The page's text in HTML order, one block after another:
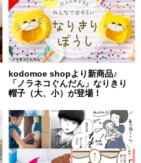
kodomoe shopより新商品♪
「ノラネコぐんだん」なりきり
帽子（大、小）が登場！